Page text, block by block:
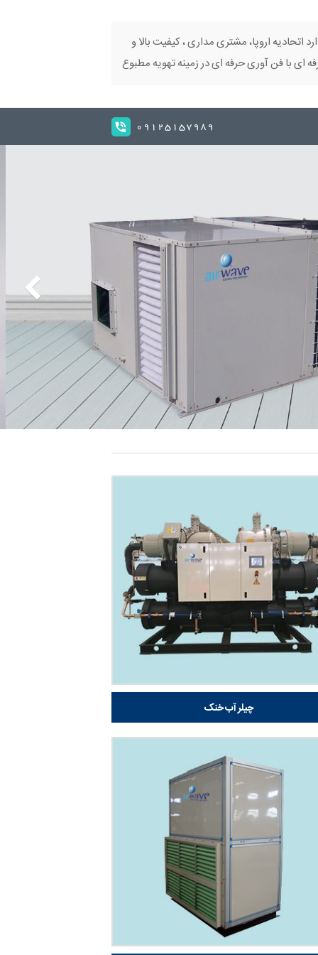
اتحادیه اروپا، مشتری مداری ، کیفیت بالا و
ای با فن آوری حرفه ای در زمینه تهویه مطبوع
09125157989
چیلر آب خنک